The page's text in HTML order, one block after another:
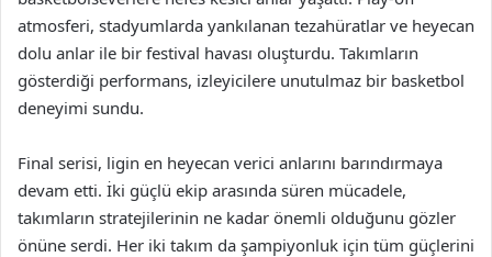
atmosferi, stadyumlarda yankılanan tezahüratlar ve heyecan
dolu anlar ile bir festival havası oluşturdu. Takımların
gösterdiği performans, izleyicilere unutulmaz bir basketbol
deneyimi sundu.
Final serisi, ligin en heyecan verici anlarını barındırmaya
devam etti. İki güçlü ekip arasında süren mücadele,
takımların stratejilerinin ne kadar önemli olduğunu gözler
önüne serdi. Her iki takım da şampiyonluk için tüm güçlerini